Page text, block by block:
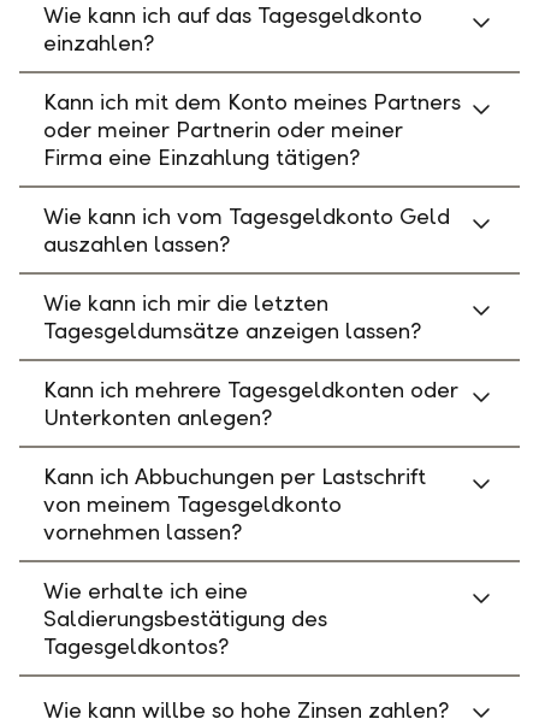
Wie kann ich auf das Tagesgeldkonto
einzahlen?
Kann ich mit dem Konto meines Partners
oder meiner Partnerin oder meiner
Firma eine Einzahlung tätigen?
Wie kann ich vom Tagesgeldkonto Geld
auszahlen lassen?
Wie kann ich mir die letzten
Tagesgeldumsätze anzeigen lassen?
Kann ich mehrere Tagesgeldkonten oder
Unterkonten anlegen?
Kann ich Abbuchungen per Lastschrift
von meinem Tagesgeldkonto
vornehmen lassen?
Wie erhalte ich eine
Saldierungsbestätigung des
Tagesgeldkontos?
Wie kann willbe so hohe Zinsen zahlen?